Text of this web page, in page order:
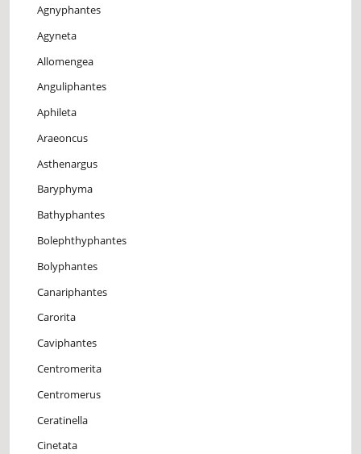
Agnyphantes
Agyneta
Allomengea
Anguliphantes
Aphileta
Araeoncus
Asthenargus
Baryphyma
Bathyphantes
Bolephthyphantes
Bolyphantes
Canariphantes
Carorita
Caviphantes
Centromerita
Centromerus
Ceratinella
Cinetata